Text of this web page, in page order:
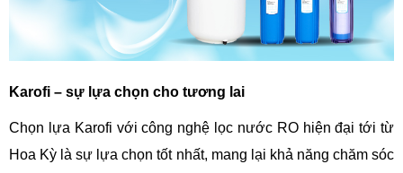
Karofi – sự lựa chọn cho tương lai
Chọn lựa Karofi với công nghệ lọc nước RO hiện đại tới từ
Hoa Kỳ là sự lựa chọn tốt nhất, mang lại khả năng chăm sóc